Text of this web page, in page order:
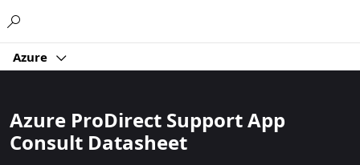
Azure
Azure ProDirect Support App
Consult Datasheet